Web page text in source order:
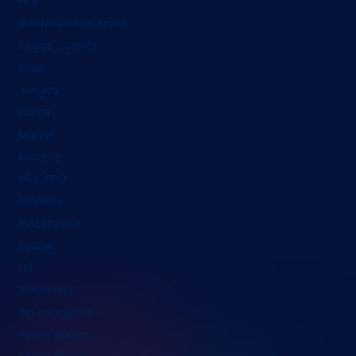
Gestión de recursos
Image Comics
indie
Juegos
Marvel
Novelas
Plataforma
rol
Romántico
Sin categoría